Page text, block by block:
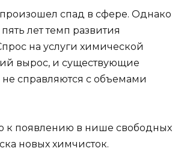
спад в сфере. Однако
лет темп развития
на услуги химической
вырос, и существующие
справляются с объемами
к появлению в нише свободных
новых химчисток.